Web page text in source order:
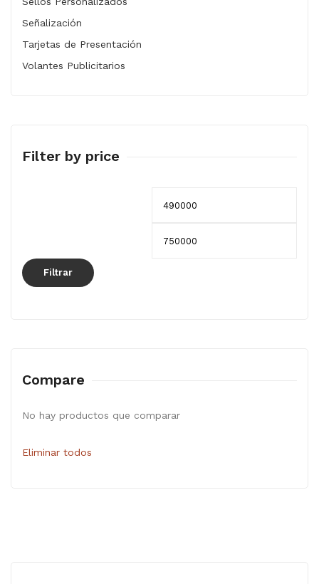
Señalización
Tarjetas de Presentación
Volantes Publicitarios
Filter by price
Filtrar
Compare
No hay productos que comparar
Eliminar todos